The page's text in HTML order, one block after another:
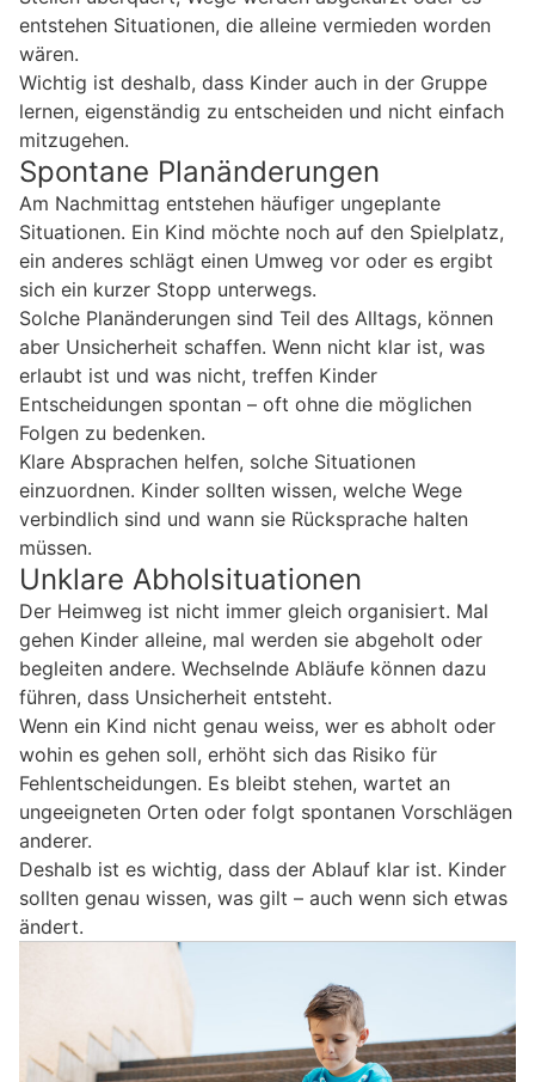
entstehen Situationen, die alleine vermieden worden
wären.
Wichtig ist deshalb, dass Kinder auch in der Gruppe
lernen, eigenständig zu entscheiden und nicht einfach
mitzugehen.
Spontane Planänderungen
Am Nachmittag entstehen häufiger ungeplante
Situationen. Ein Kind möchte noch auf den Spielplatz,
ein anderes schlägt einen Umweg vor oder es ergibt
sich ein kurzer Stopp unterwegs.
Solche Planänderungen sind Teil des Alltags, können
aber Unsicherheit schaffen. Wenn nicht klar ist, was
erlaubt ist und was nicht, treffen Kinder
Entscheidungen spontan – oft ohne die möglichen
Folgen zu bedenken.
Klare Absprachen helfen, solche Situationen
einzuordnen. Kinder sollten wissen, welche Wege
verbindlich sind und wann sie Rücksprache halten
müssen.
Unklare Abholsituationen
Der Heimweg ist nicht immer gleich organisiert. Mal
gehen Kinder alleine, mal werden sie abgeholt oder
begleiten andere. Wechselnde Abläufe können dazu
führen, dass Unsicherheit entsteht.
Wenn ein Kind nicht genau weiss, wer es abholt oder
wohin es gehen soll, erhöht sich das Risiko für
Fehlentscheidungen. Es bleibt stehen, wartet an
ungeeigneten Orten oder folgt spontanen Vorschlägen
anderer.
Deshalb ist es wichtig, dass der Ablauf klar ist. Kinder
sollten genau wissen, was gilt – auch wenn sich etwas
ändert.